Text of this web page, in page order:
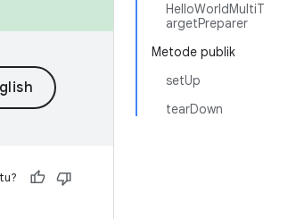
HelloWorldMultiT
argetPreparer
Metode publik
setUp
tearDown